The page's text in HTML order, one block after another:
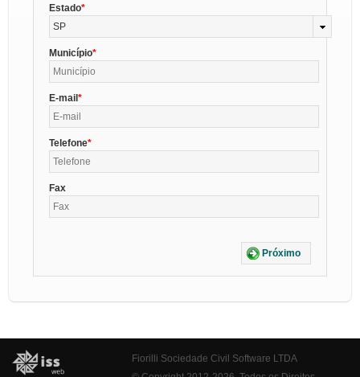
Estado
SP
Município
E-mail
Telefone
Fax
Próximo
Fiorilli Sociedade Civil Software LTDA